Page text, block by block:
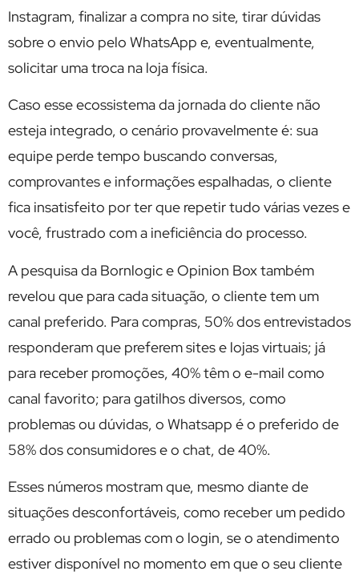
Instagram, finalizar a compra no site, tirar dúvidas
sobre o envio pelo WhatsApp e, eventualmente,
solicitar uma troca na loja física.
Caso esse ecossistema da jornada do cliente não
esteja integrado, o cenário provavelmente é: sua
equipe perde tempo buscando conversas,
comprovantes e informações espalhadas, o cliente
fica insatisfeito por ter que repetir tudo várias vezes e
você, frustrado com a ineficiência do processo.
A pesquisa da Bornlogic e Opinion Box também
revelou que para cada situação, o cliente tem um
canal preferido. Para compras, 50% dos entrevistados
responderam que preferem sites e lojas virtuais; já
para receber promoções, 40% têm o e-mail como
canal favorito; para gatilhos diversos, como
problemas ou dúvidas, o Whatsapp é o preferido de
58% dos consumidores e o chat, de 40%.
Esses números mostram que, mesmo diante de
situações desconfortáveis, como receber um pedido
errado ou problemas com o login, se o atendimento
estiver disponível no momento em que o seu cliente